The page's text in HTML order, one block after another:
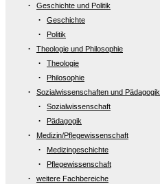
Geschichte und Politik
Geschichte
Politik
Theologie und Philosophie
Theologie
Philosophie
Sozialwissenschaften und Pädagogik
Sozialwissenschaft
Pädagogik
Medizin/Pflegewissenschaft
Medizingeschichte
Pflegewissenschaft
weitere Fachbereiche